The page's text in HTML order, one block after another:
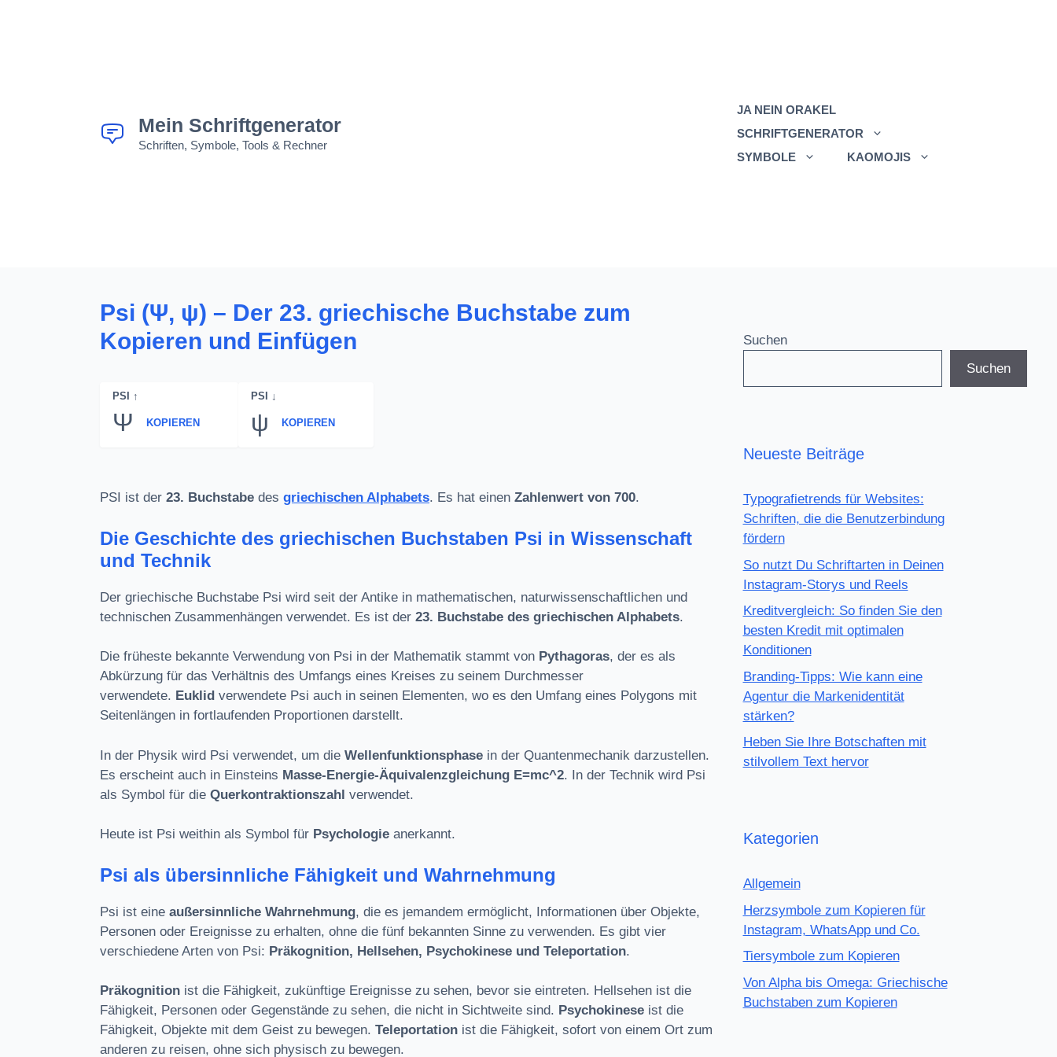
Mein Schriftgenerator
Schriften, Symbole, Tools & Rechner
JA NEIN ORAKEL
SCHRIFTGENERATOR
SYMBOLE
KAOMOJIS
Psi (Ψ, ψ) – Der 23. griechische Buchstabe zum
Kopieren und Einfügen
PSI ↑
Ψ KOPIEREN
PSI ↓
ψ KOPIEREN
PSI ist der 23. Buchstabe des griechischen Alphabets. Es hat einen Zahlenwert von 700.
Die Geschichte des griechischen Buchstaben Psi in Wissenschaft
und Technik
Der griechische Buchstabe Psi wird seit der Antike in mathematischen, naturwissenschaftlichen und
technischen Zusammenhängen verwendet. Es ist der 23. Buchstabe des griechischen Alphabets.
Die früheste bekannte Verwendung von Psi in der Mathematik stammt von Pythagoras, der es als
Abkürzung für das Verhältnis des Umfangs eines Kreises zu seinem Durchmesser
verwendete. Euklid verwendete Psi auch in seinen Elementen, wo es den Umfang eines Polygons mit
Seitenlängen in fortlaufenden Proportionen darstellt.
In der Physik wird Psi verwendet, um die Wellenfunktionsphase in der Quantenmechanik darzustellen.
Es erscheint auch in Einsteins Masse-Energie-Äquivalenzgleichung E=mc^2. In der Technik wird Psi
als Symbol für die Querkontraktionszahl verwendet.
Heute ist Psi weithin als Symbol für Psychologie anerkannt.
Psi als übersinnliche Fähigkeit und Wahrnehmung
Psi ist eine außersinnliche Wahrnehmung, die es jemandem ermöglicht, Informationen über Objekte,
Personen oder Ereignisse zu erhalten, ohne die fünf bekannten Sinne zu verwenden. Es gibt vier
verschiedene Arten von Psi: Präkognition, Hellsehen, Psychokinese und Teleportation.
Präkognition ist die Fähigkeit, zukünftige Ereignisse zu sehen, bevor sie eintreten. Hellsehen ist die
Fähigkeit, Personen oder Gegenstände zu sehen, die nicht in Sichtweite sind. Psychokinese ist die
Fähigkeit, Objekte mit dem Geist zu bewegen. Teleportation ist die Fähigkeit, sofort von einem Ort zum
anderen zu reisen, ohne sich physisch zu bewegen.
Suchen
Suchen
Neueste Beiträge
Typografietrends für Websites:
Schriften, die die Benutzerbindung
fördern
So nutzt Du Schriftarten in Deinen
Instagram-Storys und Reels
Kreditvergleich: So finden Sie den
besten Kredit mit optimalen
Konditionen
Branding-Tipps: Wie kann eine
Agentur die Markenidentität
stärken?
Heben Sie Ihre Botschaften mit
stilvollem Text hervor
Kategorien
Allgemein
Herzsymbole zum Kopieren für
Instagram, WhatsApp und Co.
Tiersymbole zum Kopieren
Von Alpha bis Omega: Griechische
Buchstaben zum Kopieren